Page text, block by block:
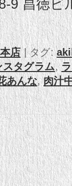
9 昌徳ビ
店 |タグ:
スタグラム,
あんな,肉汁